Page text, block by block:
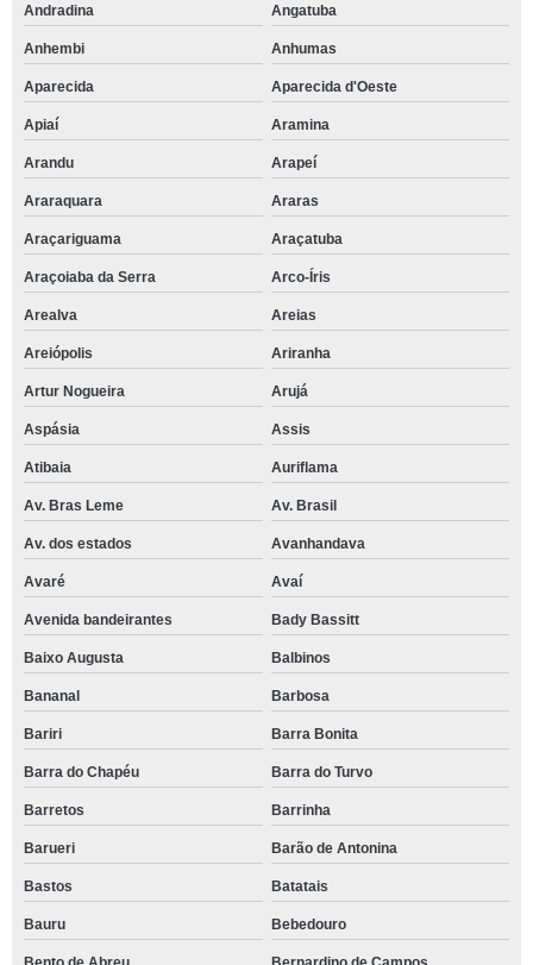
Andradina Angatuba
Anhembi Anhumas
Aparecida Aparecida d'Oeste
Apiaí Aramina
Arandu Arapeí
Araraquara Araras
Araçariguama Araçatuba
Araçoiaba da Serra Arco-Íris
Arealva Areias
Areiópolis Ariranha
Artur Nogueira Arujá
Aspásia Assis
Atibaia Auriflama
Av. Bras Leme Av. Brasil
Av. dos estados Avanhandava
Avaré Avaí
Avenida bandeirantes Bady Bassitt
Baixo Augusta Balbinos
Bananal Barbosa
Bariri Barra Bonita
Barra do Chapéu Barra do Turvo
Barretos Barrinha
Barueri Barão de Antonina
Bastos Batatais
Bauru Bebedouro